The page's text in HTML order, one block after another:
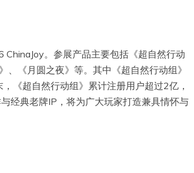
。参展产品主要包括《超自然行动
《月圆之夜》等。其中《超自然行动组》
《超自然行动组》累计注册用户超过2亿，
经典老牌IP，将为广大玩家打造兼具情怀与